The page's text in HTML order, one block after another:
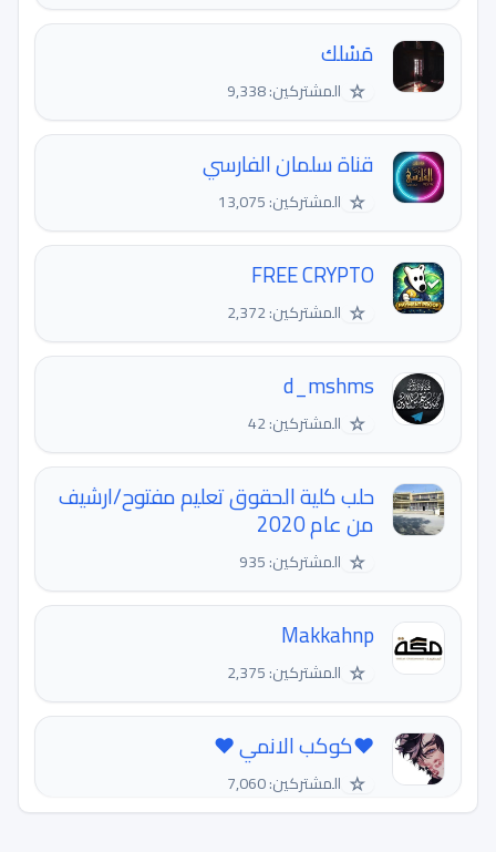
مَسْلك
☆ المشتركين: 9,338
قناة سلمان الفارسي
☆ المشتركين: 13,075
FREE CRYPTO
☆ المشتركين: 2,372
d_mshms
☆ المشتركين: 42
حلب كلية الحقوق تعليم مفتوح/ارشيف
من عام 2020
☆ المشتركين: 935
Makkahnp
☆ المشتركين: 2,375
❤كوكب الانمي ❤️
☆ المشتركين: 7,060